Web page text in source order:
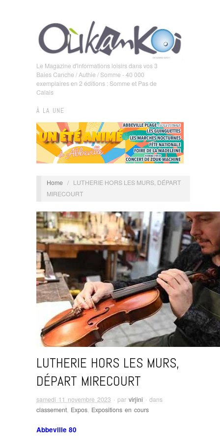
Le Magazine d'informations loisirs dans vos 3
Baies Canche / Authie / Somme - 40 000
exemplaires en 2 éditions : Somme et Pas de
Calais
À LA UNE
Home / LUTHERIE HORS LES MURS, DÉPART
MIRECOURT
LUTHERIE HORS LES MURS,
DÉPART MIRECOURT
samedi 11 novembre 2023 · par virjini · dans
classement, Expos, Expositions en cours
Abbeville 80